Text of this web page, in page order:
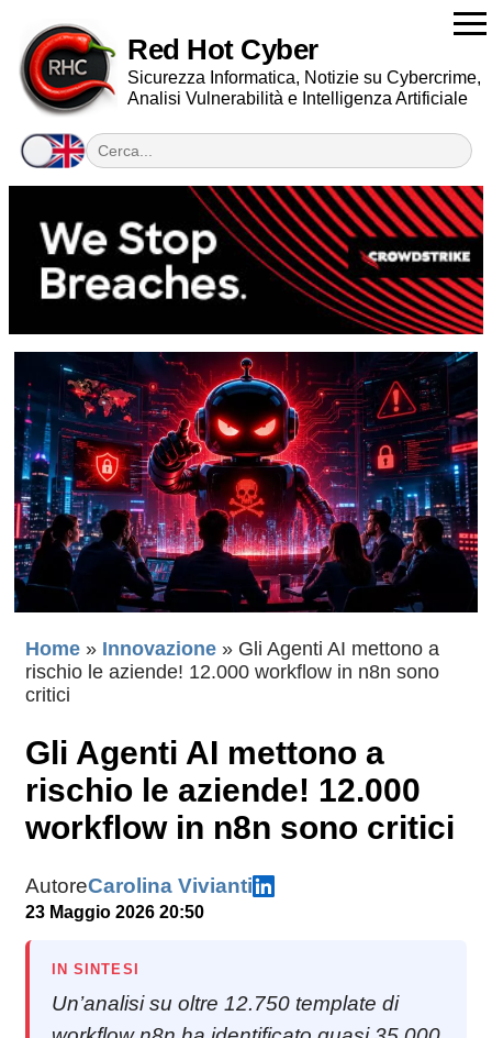
Red Hot Cyber
Sicurezza Informatica, Notizie su Cybercrime,
Analisi Vulnerabilità e Intelligenza Artificiale
Home » Innovazione » Gli Agenti AI mettono a
rischio le aziende! 12.000 workflow in n8n sono
critici
Gli Agenti AI mettono a
rischio le aziende! 12.000
workflow in n8n sono critici
AutoreCarolina Vivianti
23 Maggio 2026 20:50
IN SINTESI
Un’analisi su oltre 12.750 template di